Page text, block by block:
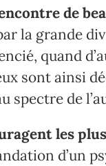
de
la grande
quand
sont ainsi
spectre de
les
d’un